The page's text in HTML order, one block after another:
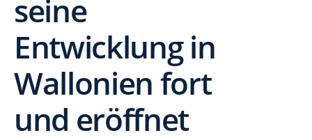
seine
Entwicklung in
Wallonien fort
und eröffnet